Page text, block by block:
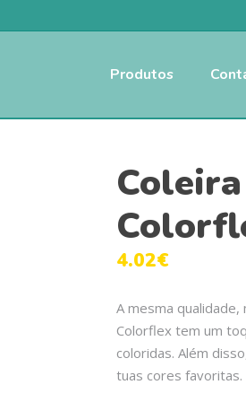
Produtos
4.02€
A mesma
Colorflex tem um
coloridas. Além
tuas cores favoritas.